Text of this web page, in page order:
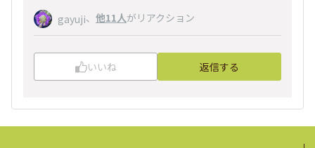
gayuji、 他11人がリアクション
いいね 返信する